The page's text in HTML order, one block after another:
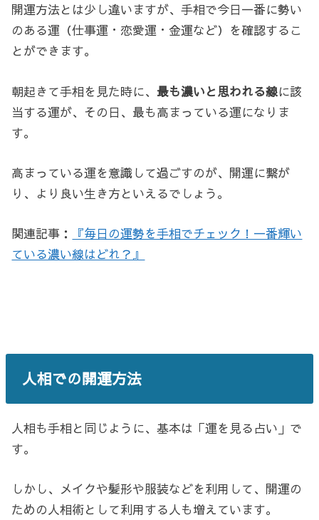
開運方法とは少し違いますが、手相で今日一番に勢い
のある運（仕事運・恋愛運・金運など）を確認するこ
とができます。
朝起きて手相を見た時に、最も濃いと思われる線に該
当する運が、その日、最も高まっている運になりま
す。
高まっている運を意識して過ごすのが、開運に繋が
り、より良い生き方といえるでしょう。
関連記事：
『毎日の運勢を手相でチェック！一番輝い
ている濃い線はどれ？』
人相での開運方法
人相も手相と同じように、基本は「運を見る占い」で
す。
しかし、メイクや髪形や服装などを利用して、開運の
ための人相術として利用する人も増えています。